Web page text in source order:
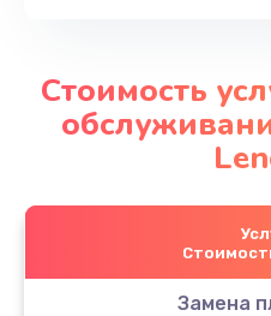
Стоимость
Замена